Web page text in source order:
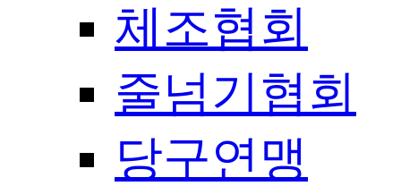
체조협회
줄넘기협회
당구연맹